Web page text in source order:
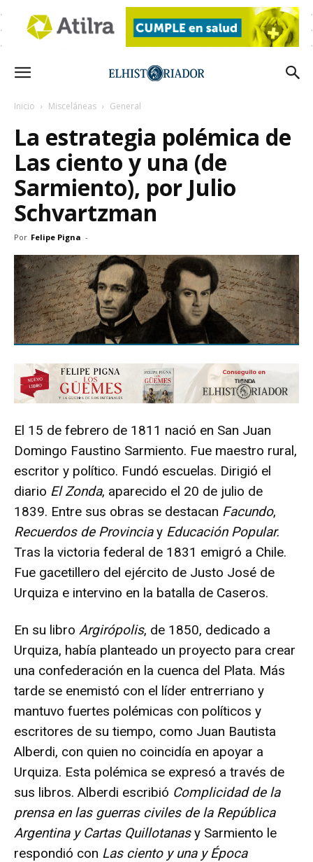
Inicio Misceláneas General
La estrategia polémica de
Las ciento y una (de
Sarmiento), por Julio
Schvartzman
Por Felipe Pigna -
El 15 de febrero de 1811 nació en San Juan
Domingo Faustino Sarmiento. Fue maestro rural,
escritor y político. Fundó escuelas. Dirigió el
diario El Zonda, aparecido el 20 de julio de
1839. Entre sus obras se destacan Facundo,
Recuerdos de Provinciay Educación Popular.
Tras la victoria federal de 1831 emigró a Chile.
Fue gacetillero del ejército de Justo José de
Urquiza e intervino en la batalla de Caseros.
En su libro Argirópolis, de 1850, dedicado a
Urquiza, había planteado un proyecto para crear
una confederación en la cuenca del Plata. Más
tarde se enemistó con el líder entrerriano y
mantuvo fuertes polémicas con políticos y
escritores de su tiempo, como Juan Bautista
Alberdi, con quien no coincidía en apoyar a
Urquiza. Esta polémica se expresó a través de
sus libros. Alberdi escribió Complicidad de la
prensa en las guerras civiles de la República
Argentina y Cartas Quillotanasy Sarmiento le
respondió con Las ciento y una y Época